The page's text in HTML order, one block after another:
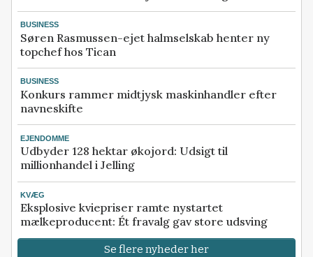
BUSINESS
Søren Rasmussen-ejet halmselskab henter ny
topchef hos Tican
BUSINESS
Konkurs rammer midtjysk maskinhandler efter
navneskifte
EJENDOMME
Udbyder 128 hektar økojord: Udsigt til
millionhandel i Jelling
KVÆG
Eksplosive kviepriser ramte nystartet
mælkeproducent: Ét fravalg gav store udsving
Se flere nyheder her